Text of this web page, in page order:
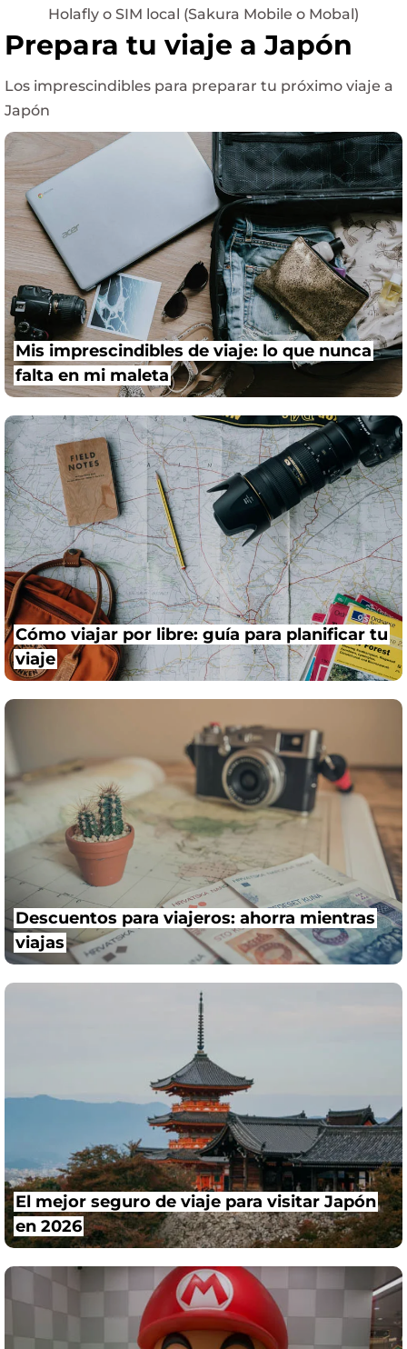
Holafly o SIM local (Sakura Mobile o Mobal)
Prepara tu viaje a Japón
Los imprescindibles para preparar tu próximo viaje a
Japón
Mis imprescindibles de viaje: lo que nunca
falta en mi maleta
Cómo viajar por libre: guía para planificar tu
viaje
Descuentos para viajeros: ahorra mientras
viajas
El mejor seguro de viaje para visitar Japón
en 2026